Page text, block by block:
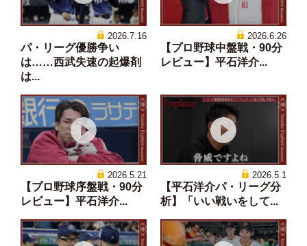
2026.7.16
パ・リーグ優勝争い
は……西武失速の起爆剤
は...
2026.6.26
【プロ野球中盤戦・90分
レビュー】平石洋介...
2026.5.21
【プロ野球序盤戦・90分
レビュー】平石洋介...
2026.5.1
【平石洋介パ・リーグ分
析】「いい戦いをして...